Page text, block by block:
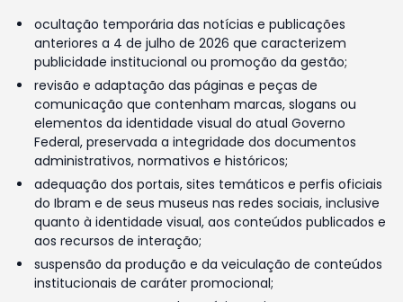
ocultação temporária das notícias e publicações
anteriores a 4 de julho de 2026 que caracterizem
publicidade institucional ou promoção da gestão;
revisão e adaptação das páginas e peças de
comunicação que contenham marcas, slogans ou
elementos da identidade visual do atual Governo
Federal, preservada a integridade dos documentos
administrativos, normativos e históricos;
adequação dos portais, sites temáticos e perfis oficiais
do Ibram e de seus museus nas redes sociais, inclusive
quanto à identidade visual, aos conteúdos publicados e
aos recursos de interação;
suspensão da produção e da veiculação de conteúdos
institucionais de caráter promocional;